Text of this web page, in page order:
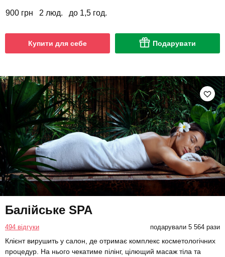
900 грн 2 люд. до 1,5 год.
Купити для себе Подарувати
Балійське SPA
494 відгуки подарували 5 564 рази
Клієнт вирушить у салон, де отримає комплекс косметологічних
процедур. На нього чекатиме пілінг, цілющий масаж тіла та